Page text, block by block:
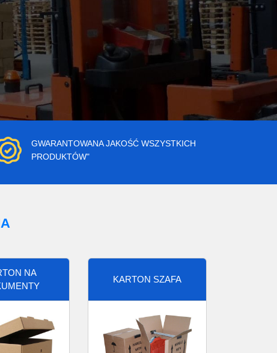
GWARANTOWANA JAKOŚĆ WSZYSTKICH
PRODUKTÓW"
NA
KARTON SZAFA